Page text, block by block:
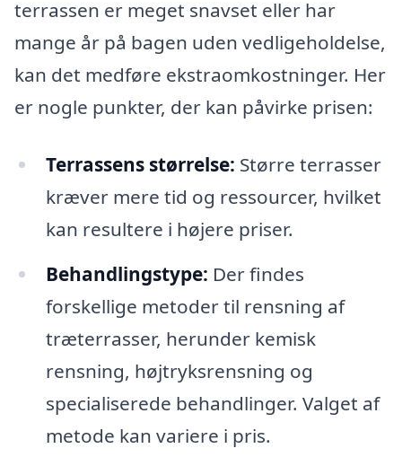
terrassen er meget snavset eller har
mange år på bagen uden vedligeholdelse,
kan det medføre ekstraomkostninger. Her
er nogle punkter, der kan påvirke prisen:
Terrassens størrelse: Større terrasser
kræver mere tid og ressourcer, hvilket
kan resultere i højere priser.
Behandlingstype: Der findes
forskellige metoder til rensning af
træterrasser, herunder kemisk
rensning, højtryksrensning og
specialiserede behandlinger. Valget af
metode kan variere i pris.